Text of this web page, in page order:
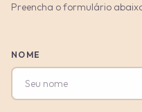
Preencha o formulário
NOME